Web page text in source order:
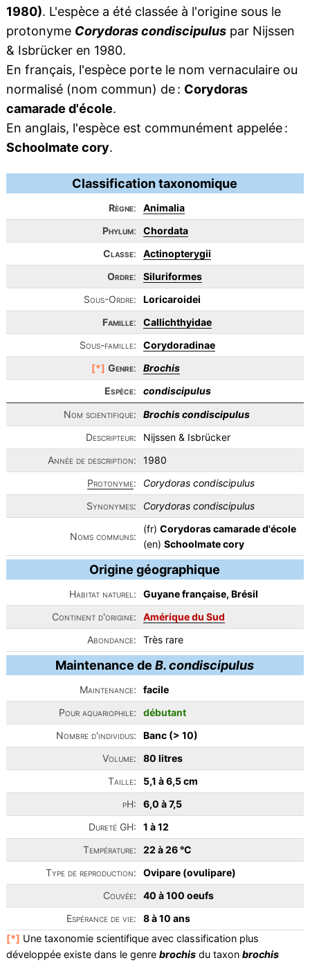
1980). L'espèce a été classée à l'origine sous le
protonyme Corydoras condiscipuluspar Nijssen
& Isbrücker en 1980.
En français, l'espèce porte le nom vernaculaire ou
normalisé (nom commun) de : Corydoras
camarade d'école.
En anglais, l'espèce est communément appelée :
Schoolmate cory.
Classification taxonomique
Règne:
Animalia
Phylum:
Chordata
Classe:
Actinopterygii
Ordre:
Siluriformes
Sous-Ordre:
Loricaroidei
Famille:
Callichthyidae
Sous-famille:
Corydoradinae
[*] Genre:
Brochis
Espèce:
condiscipulus
Nom scientifique:
Brochis condiscipulus
Descripteur:
Nijssen & Isbrücker
Année de description:
1980
Protonyme:
Corydoras condiscipulus
Synonymes:
Corydoras condiscipulus
Noms communs:
(fr) Corydoras camarade d'école
(en) Schoolmate cory
Origine géographique
Habitat naturel:
Guyane française, Brésil
Continent d'origine:
Amérique du Sud
Abondance:
Très rare
Maintenance deB. condiscipulus
Maintenance:
facile
Pour aquariophile:
débutant
Nombre d'individus:
Banc (> 10)
Volume:
80 litres
Taille:
5,1 à 6,5 cm
pH:
6,0 à 7,5
Dureté GH:
1 à 12
Température:
22 à 26 °C
Type de reproduction:
Ovipare (ovulipare)
Couvée:
40 à 100 oeufs
Espérance de vie:
8 à 10 ans
[*] Une taxonomie scientifique avec classification plus
développée existe dans le genre brochisdu taxon brochis